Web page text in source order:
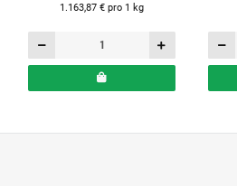
1.163,87 € pro 1 kg